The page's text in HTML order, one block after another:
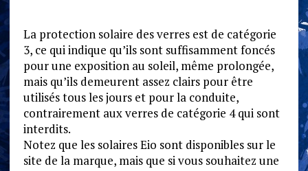
La protection solaire des verres est de catégorie
3, ce qui indique qu’ils sont suffisamment foncés
pour une exposition au soleil, même prolongée,
mais qu’ils demeurent assez clairs pour être
utilisés tous les jours et pour la conduite,
contrairement aux verres de catégorie 4 qui sont
interdits.
Notez que les solaires Eio sont disponibles sur le
site de la marque, mais que si vous souhaitez une